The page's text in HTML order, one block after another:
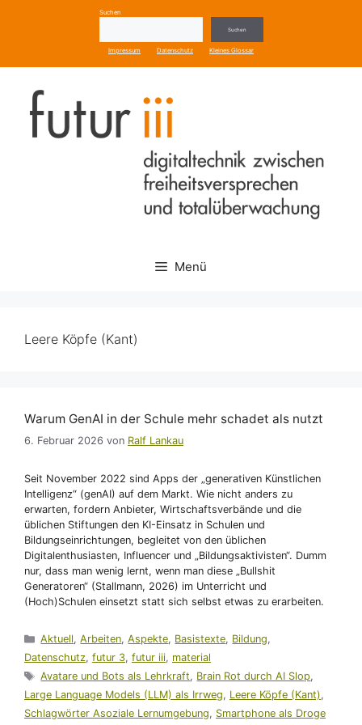
Suchen
Suchen
Impressum Datenschutz Kleines Glossar
Menü
Leere Köpfe (Kant)
Warum GenAI in der Schule mehr schadet als nutzt
6. Februar 2026 von Ralf Lankau
Seit November 2022 sind Apps der „generativen Künstlichen
Intelligenz“ (genAI) auf dem Markt. Wie nicht anders zu
erwarten, fordern Anbieter, Wirtschaftsverbände und die
üblichen Stiftungen den KI-Einsatz in Schulen und
Bildungseinrichtungen, begleitet von den üblichen
Digitalenthusiasten, Influencer und „Bildungsaktivisten“. Dumm
nur, dass man wenig lernt, wenn man diese „Bullshit
Generatoren“ (Stallmann, 2026) im Unterricht und
(Hoch)Schulen einsetzt statt sich selbst etwas zu erarbeiten.
Kategorien
Aktuell,Arbeiten,Aspekte, Basistexte, Bildung,
Datenschutz, futur 3, futur iii, material
Schlagwörter
Avatare und Bots als Lehrkraft, Brain Rot durch AI Slop,
Large Language Models (LLM) als Irrweg, Leere Köpfe (Kant),
Schlagwörter Asoziale Lernumgebung, Smartphone als Droge